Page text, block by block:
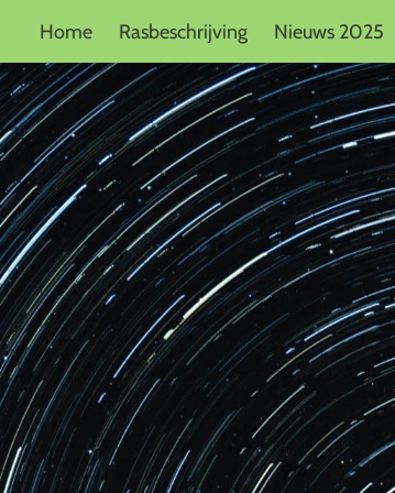
Home Rasbeschrijving Nieuws 2025